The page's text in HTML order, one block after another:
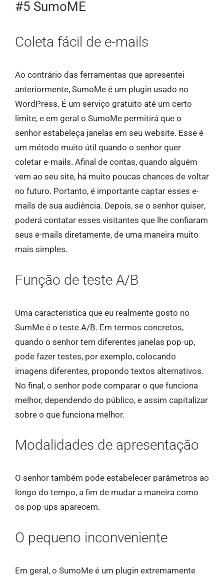
#5 SumoME
Coleta fácil de e-mails
Ao contrário das ferramentas que apresentei
anteriormente, SumoMe é um plugin usado no
WordPress. É um serviço gratuito até um certo
limite, e em geral o SumoMe permitirá que o
senhor estabeleça janelas em seu website. Esse é
um método muito útil quando o senhor quer
coletar e-mails. Afinal de contas, quando alguém
vem ao seu site, há muito poucas chances de voltar
no futuro. Portanto, é importante captar esses e-
mails de sua audiência. Depois, se o senhor quiser,
poderá contatar esses visitantes que lhe confiaram
seus e-mails diretamente, de uma maneira muito
mais simples.
Função de teste A/B
Uma característica que eu realmente gosto no
SumMe é o teste A/B. Em termos concretos,
quando o senhor tem diferentes janelas pop-up,
pode fazer testes, por exemplo, colocando
imagens diferentes, propondo textos alternativos.
No final, o senhor pode comparar o que funciona
melhor, dependendo do público, e assim capitalizar
sobre o que funciona melhor.
Modalidades de apresentação
O senhor também pode estabelecer parâmetros ao
longo do tempo, a fim de mudar a maneira como
os pop-ups aparecem.
O pequeno inconveniente
Em geral, o SumoMe é um plugin extremamente